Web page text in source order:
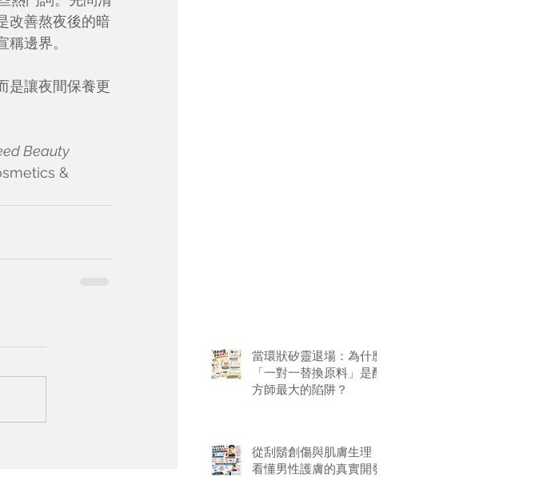
改善熬夜後的暗
邊界。
是讓夜間保養更
Beauty
&
當環狀矽靈退場：為什麼
「一對一替換原料」是配
方師最大的陷阱？
從刮鬍創傷與肌膚生理，
看懂男性護膚的真實開發